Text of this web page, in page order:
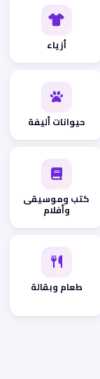
أزياء
حيوانات أليفة
كتب وموسيقى
وأفلام
طعام وبقالة